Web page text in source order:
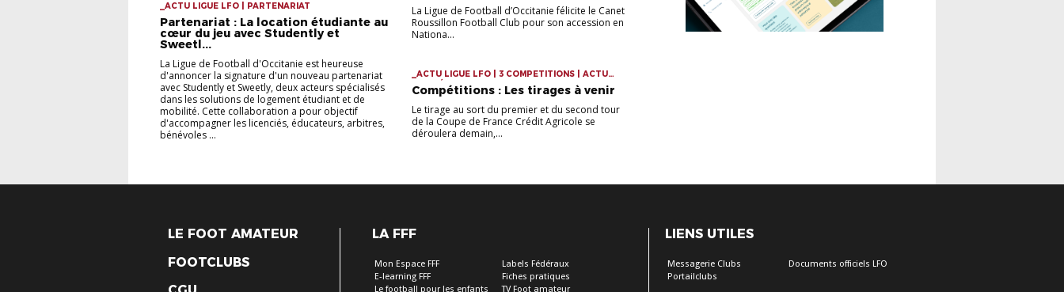
_ACTU LIGUE LFO | PARTENARIAT
Partenariat : La location étudiante au
cœur du jeu avec Studently et
Sweetl...
La Ligue de Football d'Occitanie est heureuse
d'annoncer la signature d'un nouveau partenariat
avec Studently et Sweetly, deux acteurs spécialisés
dans les solutions de logement étudiant et de
mobilité. Cette collaboration a pour objectif
d'accompagner les licenciés, éducateurs, arbitres,
bénévoles ...
La Ligue de Football d’Occitanie félicite le Canet
Roussillon Football Club pour son accession en
Nationa...
_ACTU LIGUE LFO | 3 COMPETITIONS | ACTU
COMPÉTITIONS
Compétitions : Les tirages à venir
Le tirage au sort du premier et du second tour
de la Coupe de France Crédit Agricole se
déroulera demain,...
LE FOOT AMATEUR
FOOTCLUBS
LA FFF
Mon Espace FFF
E-learning FFF
Le football pour les enfants
Labels Fédéraux
Fiches pratiques
TV Foot amateur
LIENS UTILES
Messagerie Clubs
Portailclubs
Documents officiels LFO